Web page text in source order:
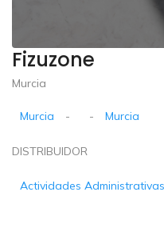
Fizuzone
Murcia
Murcia - - Murcia
DISTRIBUIDOR
Actividades